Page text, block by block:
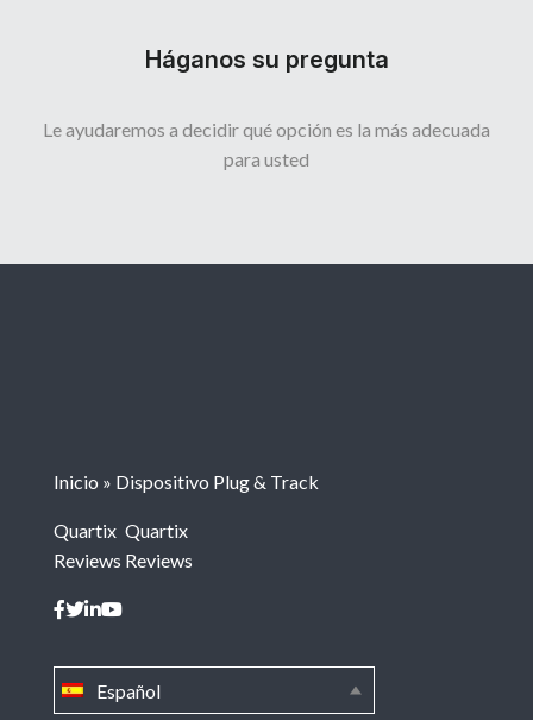
Háganos su pregunta
Le ayudaremos a decidir qué opción es la más adecuada
para usted
Español
Inicio » Dispositivo Plug & Track
Quartix
Reviews
Quartix
Reviews